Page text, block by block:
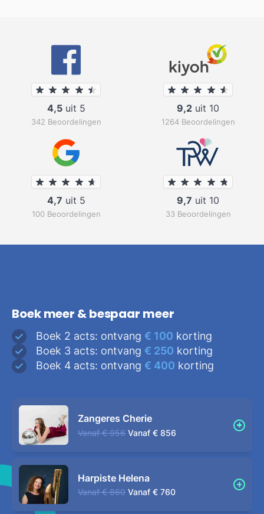
4,5uit 5
342 Beoordelingen
9,2 uit 10
1264 Beoordelingen
4,7 uit 5
100 Beoordelingen
9,7 uit 10
33 Beoordelingen
Boek meer & bespaar meer
Boek 2 acts: ontvang € 100 korting
Boek 3 acts: ontvang € 250 korting
Boek 4 acts: ontvang € 400 korting
Zangeres Cherie
Vanaf € 956 Vanaf € 856
Harpiste Helena
Vanaf € 860 Vanaf € 760